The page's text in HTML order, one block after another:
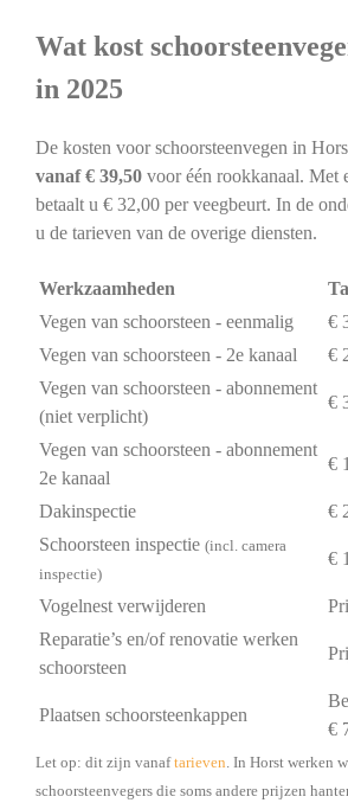
Wat kost
in 2025
De kosten voor schoorsteenvegen in
vanaf € 39,50voor één rookkanaal. Met
betaalt u € 32,00 per veegbeurt. In de
u de tarieven van de overige diensten.
Werkzaamheden
Vegen van schoorsteen - eenmalig
€
Vegen van schoorsteen - 2e kanaal
€
Vegen van schoorsteen - abonnement
(niet verplicht)
€
Vegen van schoorsteen - abonnement
2e kanaal
€
Dakinspectie
€
Schoorsteen inspectie (incl. camera
inspectie)
€
Vogelnest verwijderen
Reparatie’s en/of renovatie werken
schoorsteen
Plaatsen schoorsteenkappen
€
Let op: dit zijn vanaftarieven. In Horst werken
schoorsteenvegers die soms andere prijzen